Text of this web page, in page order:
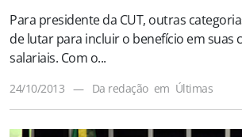
Para presidente da CUT, outras
de lutar para incluir o benefício em suas
salariais. Com o...
24/10/2013 — Da redação em Últimas